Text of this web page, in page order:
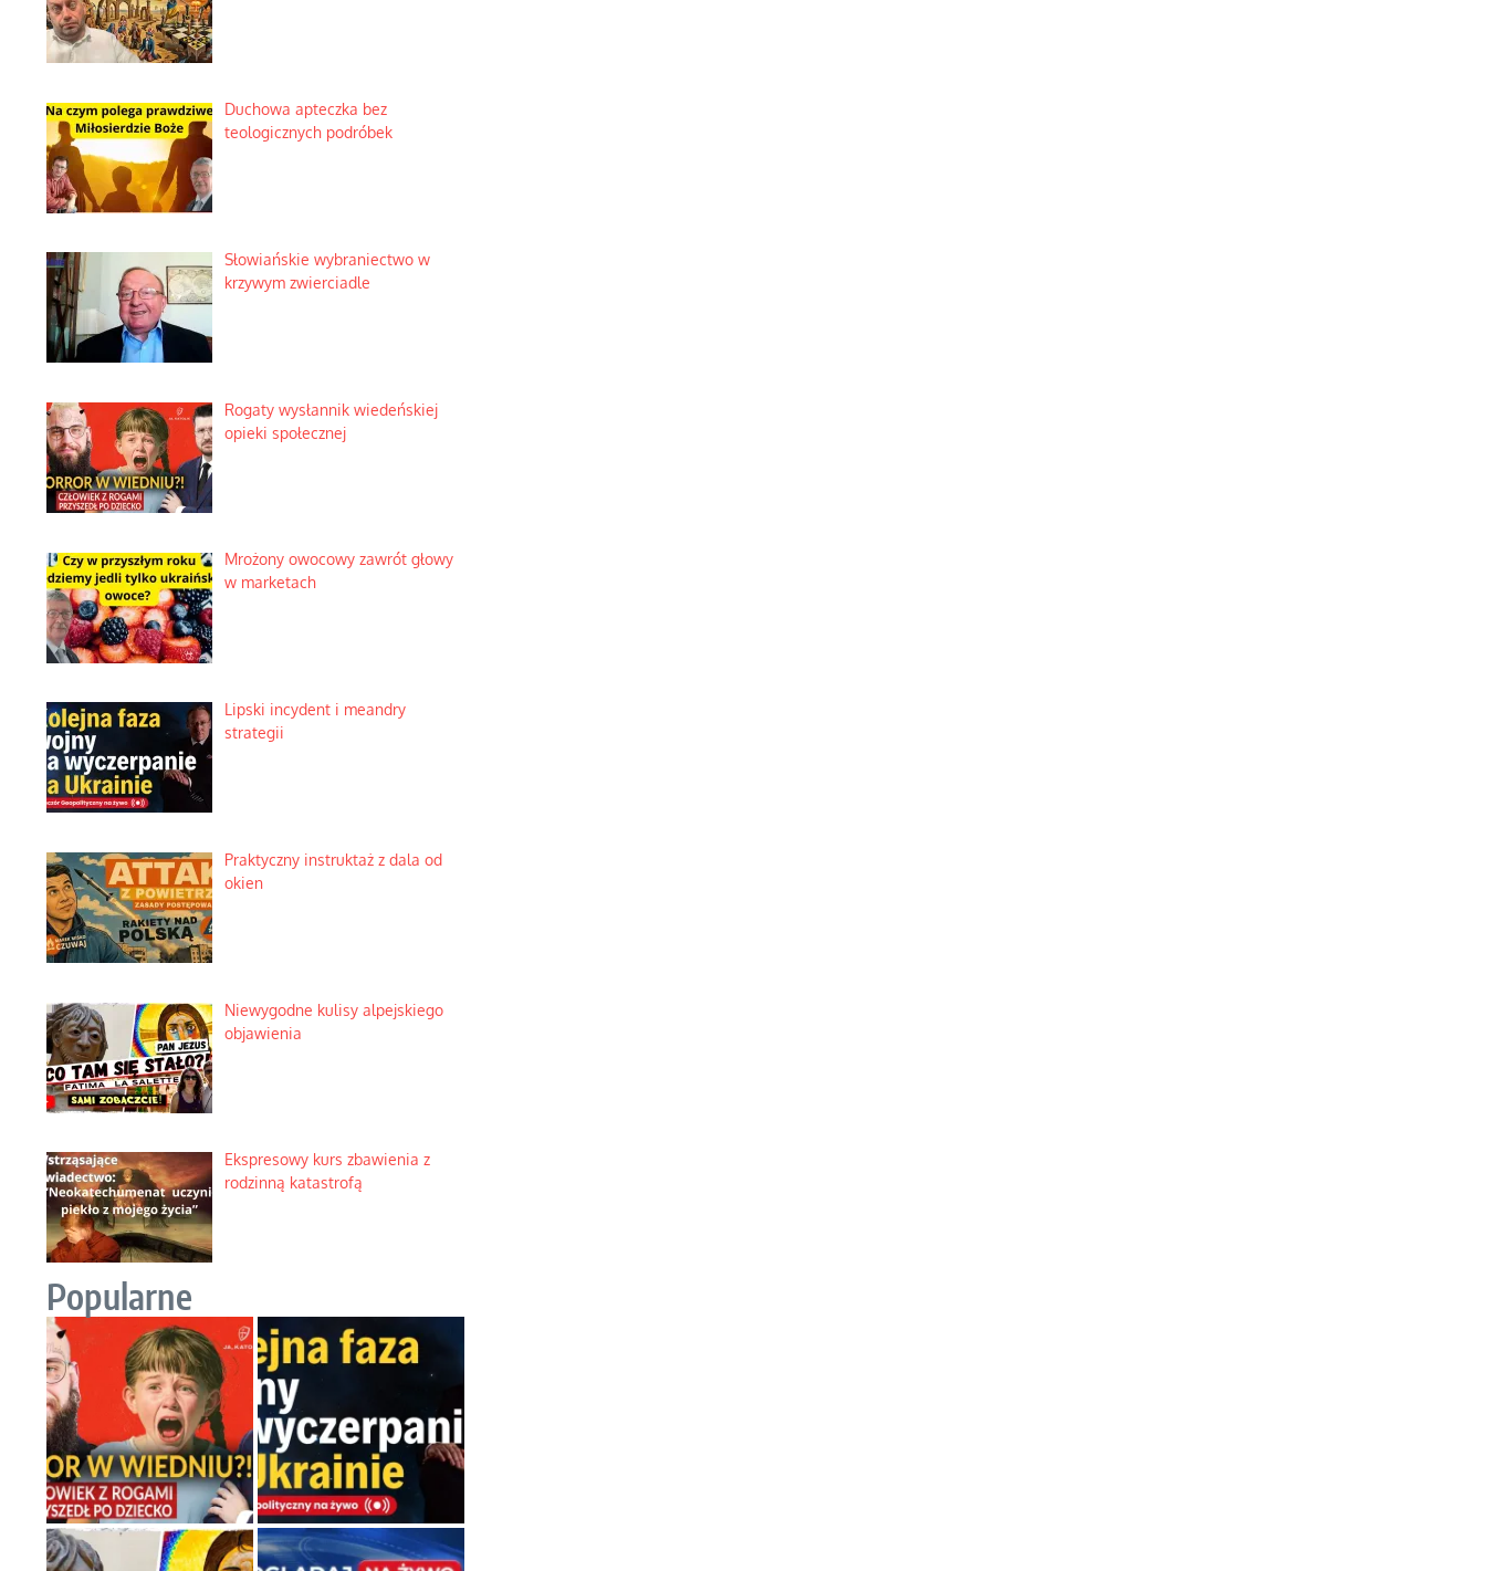
Duchowa apteczka bez
teologicznych podróbek
Słowiańskie wybraniectwo w
krzywym zwierciadle
Rogaty wysłannik wiedeńskiej
opieki społecznej
Mrożony owocowy zawrót głowy
w marketach
Lipski incydent i meandry
strategii
Praktyczny instruktaż z dala od
okien
Niewygodne kulisy alpejskiego
objawienia
Ekspresowy kurs zbawienia z
rodzinną katastrofą
Popularne